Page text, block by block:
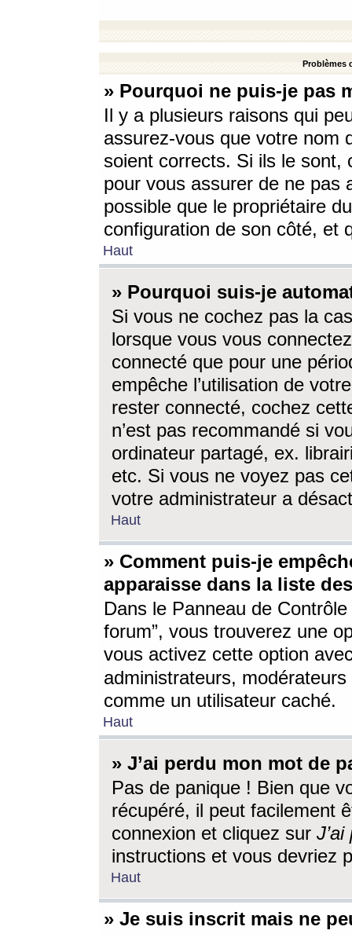
Problèmes
» Pourquoi ne puis-je pas
Il y a plusieurs raisons qui
assurez-vous que votre nom
soient corrects. Si ils le sont,
pour vous assurer de ne pas
possible que le propriétaire
configuration de son côté, et
Haut
» Pourquoi suis-je
Si vous ne cochez pas la
lorsque vous vous
connecté que pour une
empêche l’utilisation de
rester connecté, cochez
n’est pas recommandé si
ordinateur partagé, ex.
etc. Si vous ne voyez pas
votre administrateur a
Haut
» Comment puis-je
apparaisse dans la liste
Dans le Panneau de
forum”, vous trouverez une
vous activez cette option
administrateurs,
comme un utilisateur caché.
Haut
» J’ai perdu mon mot de
Pas de panique ! Bien que
récupéré, il peut facilement
connexion et cliquez sur
instructions et vous devriez
Haut
» Je suis inscrit mais ne